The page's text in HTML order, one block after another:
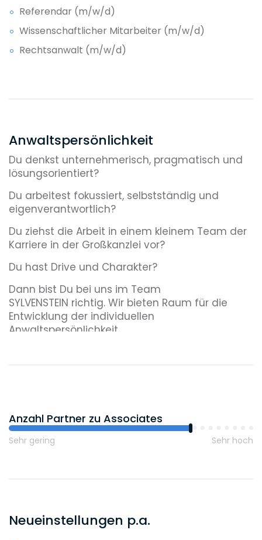
Referendar (m/w/d)
Wissenschaftlicher Mitarbeiter (m/w/d)
Rechtsanwalt (m/w/d)
Anwaltspersönlichkeit
Du denkst unternehmerisch, pragmatisch und
lösungsorientiert?
Du arbeitest fokussiert, selbstständig und
eigenverantwortlich?
Du ziehst die Arbeit in einem kleinem Team der
Karriere in der Großkanzlei vor?
Du hast Drive und Charakter?
Dann bist Du bei uns im Team
SYLVENSTEIN richtig. Wir bieten Raum für die
Entwicklung der individuellen
Anwaltspersönlichkeit.
Anzahl Partner zu Associates
Sehr gering Sehr hoch
Neueinstellungen p.a.